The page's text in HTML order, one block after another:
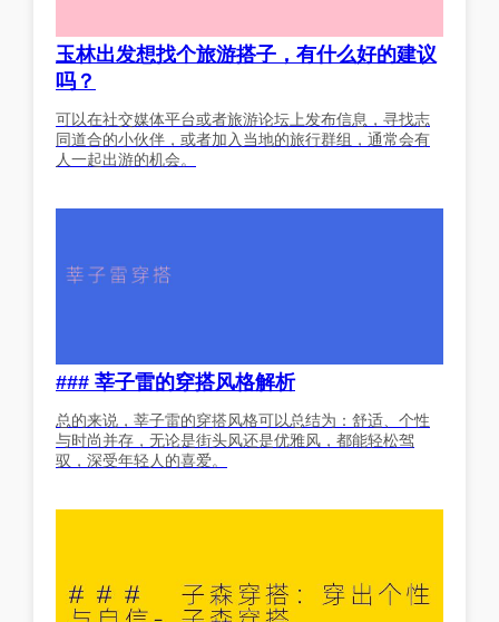
玉林出发想找个旅游搭子，有什么好的建议
吗？
可以在社交媒体平台或者旅游论坛上发布信息，寻找志
同道合的小伙伴，或者加入当地的旅行群组，通常会有
人一起出游的机会。
### 莘子雷的穿搭风格解析
总的来说，莘子雷的穿搭风格可以总结为：舒适、个性
与时尚并存，无论是街头风还是优雅风，都能轻松驾
驭，深受年轻人的喜爱。